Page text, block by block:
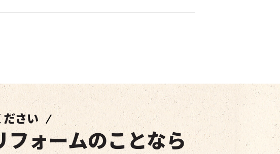
さい
フォームのことなら